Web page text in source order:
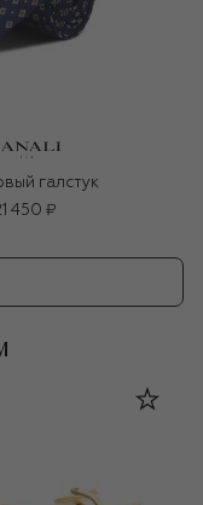
галстук
450 ₽